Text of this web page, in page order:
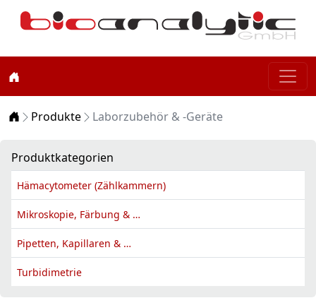
Home
Produkte Laborzubehör & -Geräte
Produktkategorien
Hämacytometer (Zählkammern)
Mikroskopie, Färbung & …
Pipetten, Kapillaren & …
Turbidimetrie